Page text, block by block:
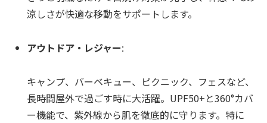
涼しさが快適な移動をサポートします。
アウトドア・レジャー:
キャンプ、バーベキュー、ピクニック、フェスなど、
長時間屋外で過ごす時に大活躍。UPF50+と360°カバ
ー機能で、紫外線から肌を徹底的に守ります。特に